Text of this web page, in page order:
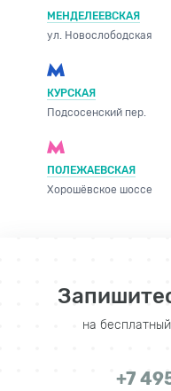
МЕНДЕЛЕЕВСКАЯ
ул. Новослободская
КУРСКАЯ
Подсосенский пер.
ПОЛЕЖАЕВСКАЯ
Хорошёвское шоссе
на
+7